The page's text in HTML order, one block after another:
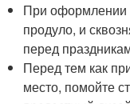
При оформлении
продуло, и
перед
Перед тем как
место, помойте